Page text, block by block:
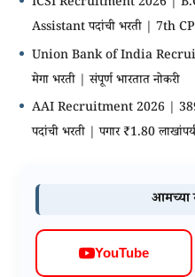
ICSI Recruitment 2026 |
Assistant पदांची भरती | 7th
Union Bank of India
मेगा भरती | संपूर्ण भारतात नोकरी
AAI Recruitment 2026 |
पदांची भरती | पगार ₹1.80
आमच्या
YouTube